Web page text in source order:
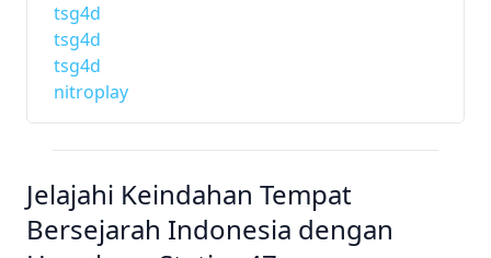
tsg4d
tsg4d
tsg4d
nitroplay
Jelajahi Keindahan Tempat
Bersejarah Indonesia dengan